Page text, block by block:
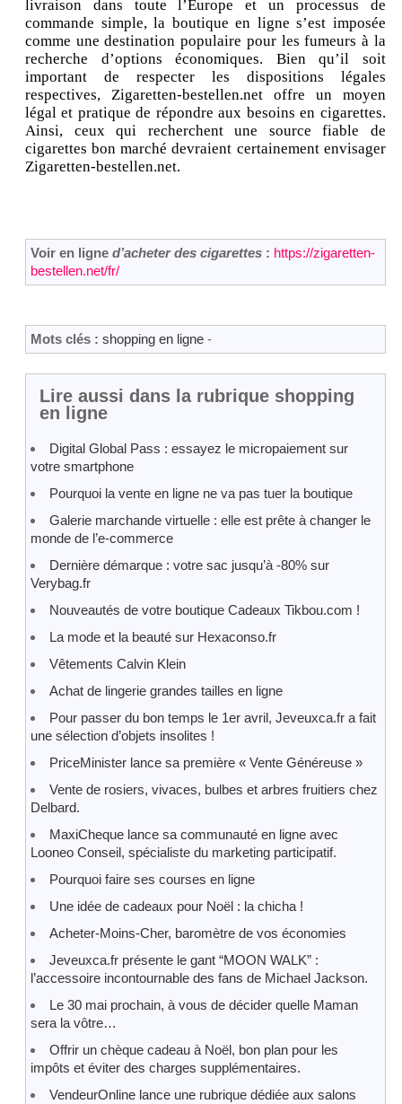
livraison dans toute l’Europe et un processus de
commande simple, la boutique en ligne s’est imposée
comme une destination populaire pour les fumeurs à la
recherche d’options économiques. Bien qu’il soit
important de respecter les dispositions légales
respectives, Zigaretten-bestellen.net offre un moyen
légal et pratique de répondre aux besoins en cigarettes.
Ainsi, ceux qui recherchent une source fiable de
cigarettes bon marché devraient certainement envisager
Zigaretten-bestellen.net.
Voir en ligne d’acheter des cigarettes : https://zigaretten-
bestellen.net/fr/
Mots clés : shopping en ligne -
Lire aussi dans la rubrique shopping
en ligne
Digital Global Pass : essayez le micropaiement sur
votre smartphone
Pourquoi la vente en ligne ne va pas tuer la boutique
Galerie marchande virtuelle : elle est prête à changer le
monde de l’e-commerce
Dernière démarque : votre sac jusqu’à -80% sur
Verybag.fr
Nouveautés de votre boutique Cadeaux Tikbou.com !
La mode et la beauté sur Hexaconso.fr
Vêtements Calvin Klein
Achat de lingerie grandes tailles en ligne
Pour passer du bon temps le 1er avril, Jeveuxca.fr a fait
une sélection d’objets insolites !
PriceMinister lance sa première « Vente Généreuse »
Vente de rosiers, vivaces, bulbes et arbres fruitiers chez
Delbard.
MaxiCheque lance sa communauté en ligne avec
Looneo Conseil, spécialiste du marketing participatif.
Pourquoi faire ses courses en ligne
Une idée de cadeaux pour Noël : la chicha !
Acheter-Moins-Cher, baromètre de vos économies
Jeveuxca.fr présente le gant “MOON WALK” :
l’accessoire incontournable des fans de Michael Jackson.
Le 30 mai prochain, à vous de décider quelle Maman
sera la vôtre…
Offrir un chèque cadeau à Noël, bon plan pour les
impôts et éviter des charges supplémentaires.
VendeurOnline lance une rubrique dédiée aux salons